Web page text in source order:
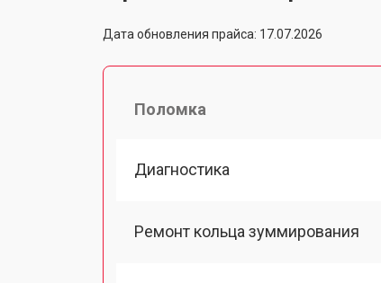
Дата обновления прайса: 17.07.2026
Поломка
Диагностика
Ремонт кольца зуммирования